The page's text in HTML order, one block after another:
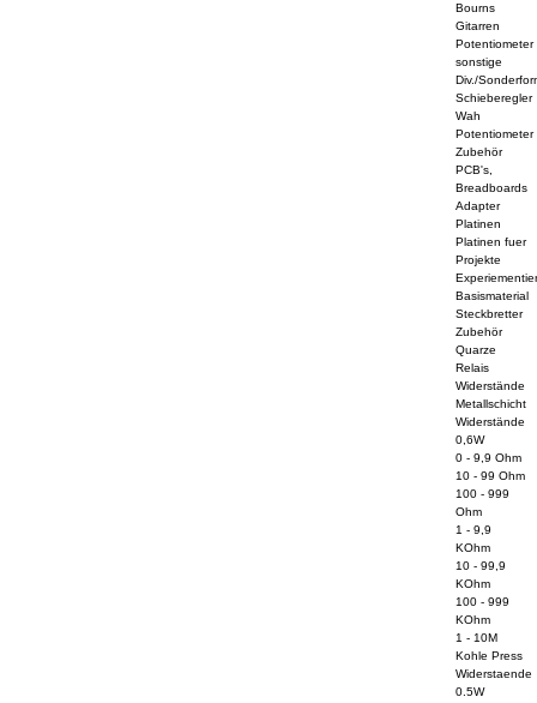
Bourns
Gitarren
Potentiometer
sonstige
Div./
Schieberegler
Wah
Potentiometer
Zubehör
PCB's,
Breadboards
Adapter
Platinen
Platinen fuer
Projekte
Basismaterial
Steckbretter
Zubehör
Quarze
Relais
Widerstände
Metallschicht
Widerstände
0,6W
0 - 9,9 Ohm
10 - 99 Ohm
100 - 999
Ohm
1 - 9,9
KOhm
10 - 99,9
KOhm
100 - 999
KOhm
1 - 10M
Kohle Press
Widerstaende
0.5W